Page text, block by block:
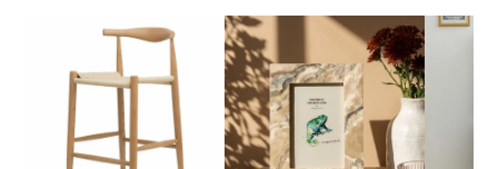
ワゴン 小物収納